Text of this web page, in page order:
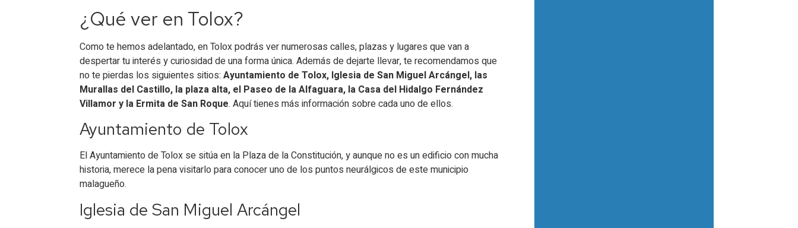
¿Qué ver en Tolox?
Como te hemos adelantado, en Tolox podrás ver numerosas calles, plazas y lugares que van a
despertar tu interés y curiosidad de una forma única. Además de dejarte llevar, te recomendamos que
no te pierdas los siguientes sitios:Ayuntamiento de Tolox, Iglesia de San Miguel Arcángel, las
Murallas del Castillo, la plaza alta, el Paseo de la Alfaguara, la Casa del Hidalgo Fernández
Villamor y la Ermita de San Roque. Aquí tienes más información sobre cada uno de ellos.
Ayuntamiento de Tolox
El Ayuntamiento de Tolox se sitúa en la Plaza de la Constitución, y aunque no es un edificio con mucha
historia, merece la pena visitarlo para conocer uno de los puntos neurálgicos de este municipio
malagueño.
Iglesia de San Miguel Arcángel